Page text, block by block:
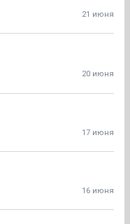
21 июня
20 июня
17 июня
16 июня